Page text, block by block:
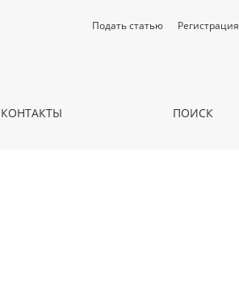
КОНТАКТЫ ПОИСК
Подать статью Регистрация